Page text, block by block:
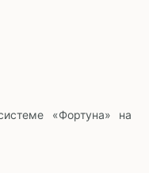
«Фортуна» на